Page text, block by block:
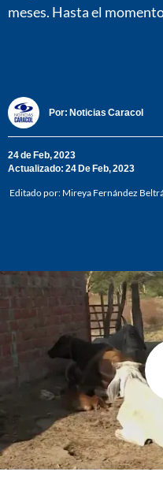
meses. Hasta el
Por: Noticias Caracol
24 de Feb, 2023
Actualizado: 24 De Feb, 2023
Editado por: Mireya Fernández